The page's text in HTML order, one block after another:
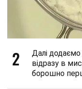
2
Далі
відразу в
борошно